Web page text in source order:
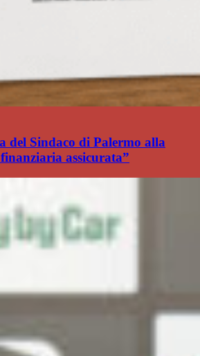
del Sindaco di Palermo alla
assicurata”